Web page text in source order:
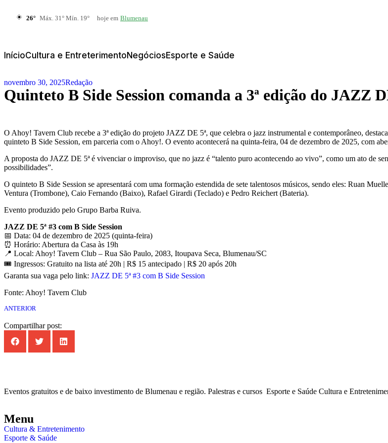
☀️ 26° Máx. 31° Mín. 19° hoje em Blumenau
InícioCultura e EntreterimentoNegóciosEsporte e Saúde
novembro 30, 2025Redação
Quinteto B Side Session comanda a 3ª edição do JAZZ
O Ahoy! Tavern Club recebe a 3ª edição do projeto JAZZ DE 5ª, que celebra o jazz instrumental e contemporâneo,
quinteto B Side Session, em parceria com o Ahoy!. O evento acontecerá na quinta-feira, 04 de dezembro de 2025, com
A proposta do JAZZ DE 5ª é vivenciar o improviso, que no jazz é “talento puro acontecendo ao vivo”, como um ato de
possibilidades”.
O quinteto B Side Session se apresentará com uma formação estendida de sete talentosos músicos, sendo eles: Ruan
Ventura (Trombone), Caio Fernando (Baixo), Rafael Girardi (Teclado) e Pedro Reichert (Bateria).
Evento produzido pelo Grupo Barba Ruiva.
JAZZ DE 5ª #3 com B Side Session
📅 Data: 04 de dezembro de 2025 (quinta-feira)
⏰ Horário: Abertura da Casa às 19h
📍 Local: Ahoy! Tavern Club – Rua São Paulo, 2083, Itoupava Seca, Blumenau/SC
🎟️ Ingressos: Gratuito na lista até 20h | R$ 15 antecipado | R$ 20 após 20h
Garanta sua vaga pelo link: JAZZ DE 5ª #3 com B Side Session
Fonte: Ahoy! Tavern Club
ANTERIOR
Compartilhar post:
Eventos gratuitos e de baixo investimento de Blumenau e região. Palestras e cursos Esporte e Saúde Cultura e
Menu
Cultura & Entretenimento
Esporte & Saúde